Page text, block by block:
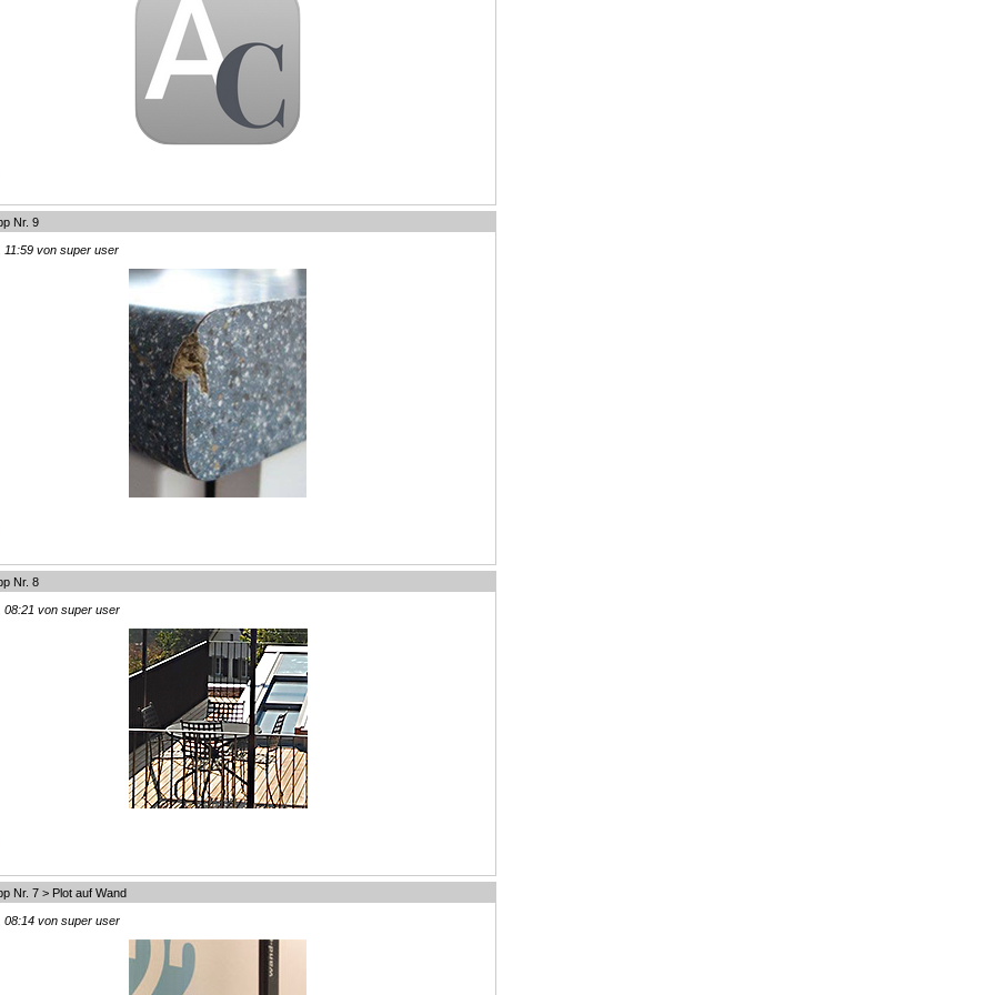
Nr. 9
11:59 von super user
Nr. 8
08:21 von super user
Nr. 7 > Plot auf Wand
08:14 von super user